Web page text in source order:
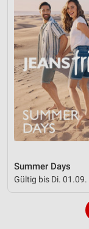
Summer Days
Gültig bis Di. 01.09.